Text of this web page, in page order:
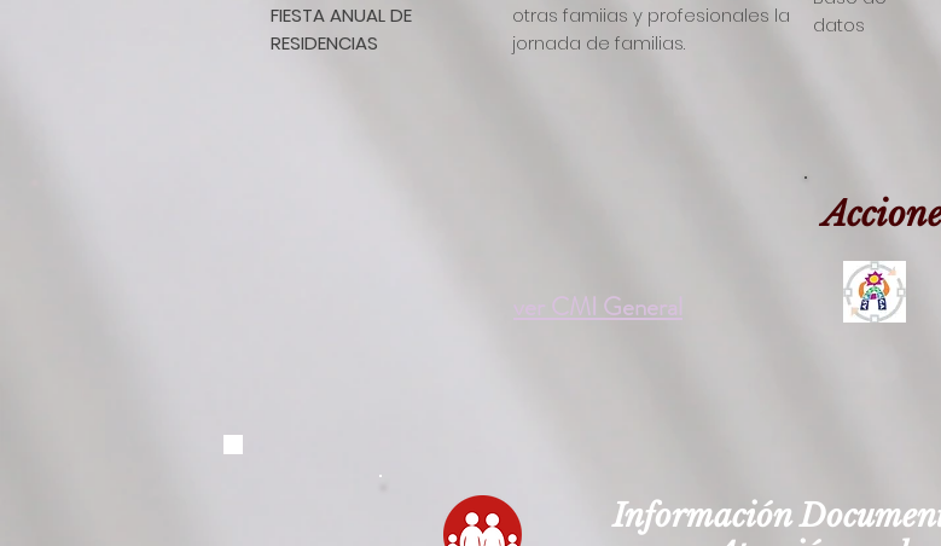
FIESTA ANUAL DE
RESIDENCIAS
otras famiias y profesionales la
jornada de familias.
datos
ver CMI General
Información